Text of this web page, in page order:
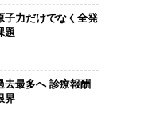
子力だけでなく全発
題
去最多へ 診療報酬
界